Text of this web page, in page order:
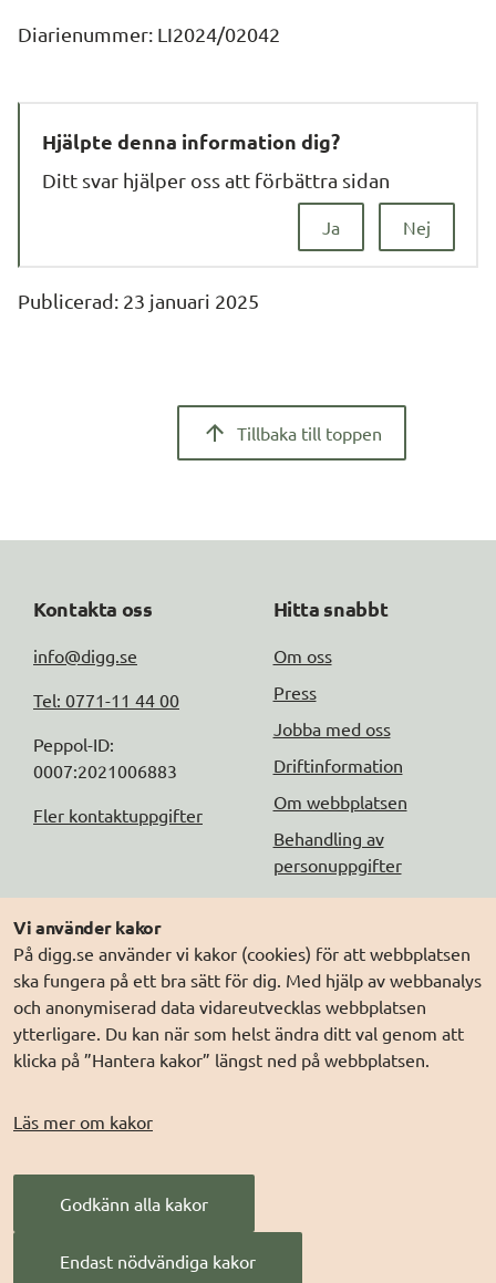
Vi använder kakor
På digg.se använder vi kakor (cookies) för att webbplatsen
ska fungera på ett bra sätt för dig. Med hjälp av webbanalys
och anonymiserad data vidareutvecklas webbplatsen
ytterligare. Du kan när som helst ändra ditt val genom att
klicka på ”Hantera kakor” längst ned på webbplatsen.
Läs mer om kakor
Godkänn alla kakor
Endast nödvändiga kakor
Diarienummer: LI2024/02042
Hjälpte denna information dig?
Nej
Ja
Ditt svar hjälper oss att förbättra sidan
Publicerad: 23 januari 2025
Tillbaka till toppen
Kontakta oss
info@digg.se
Tel: 0771-11 44 00
Peppol-ID:
0007:2021006883
Fler kontaktuppgifter
Hitta snabbt
Om oss
Press
Jobba med oss
Driftinformation
Om webbplatsen
Behandling av
personuppgifter
Följ oss
DIGG på
Prenumerera på nyheter
DIGG på
LinkedIn
DIGG på
PressMachine
DIGG på
Digg play
Elegitimation.se
Min myndighetspost
Sveriges dataportal
Sweden Connect
förvaltning